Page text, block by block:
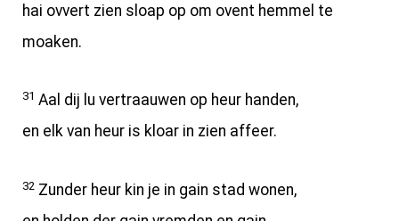
hai ovvert zien sloap op om ovent hemmel te
moaken.
31 Aal dij lu vertraauwen op heur handen,
en elk van heur is kloar in zien affeer.
32 Zunder heur kin je in gain stad wonen,